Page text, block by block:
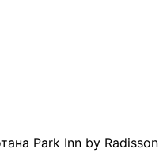
Park Inn by